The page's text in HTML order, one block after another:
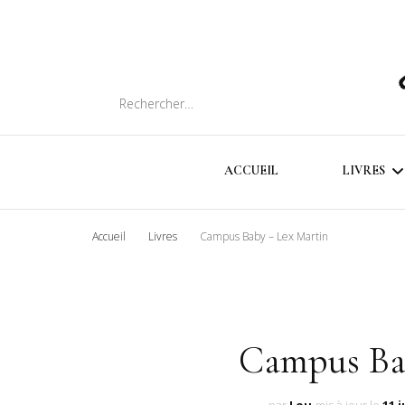
Rechercher :
ACCUEIL LIVRES
Accueil Livres Campus Baby – Lex Martin
Campus